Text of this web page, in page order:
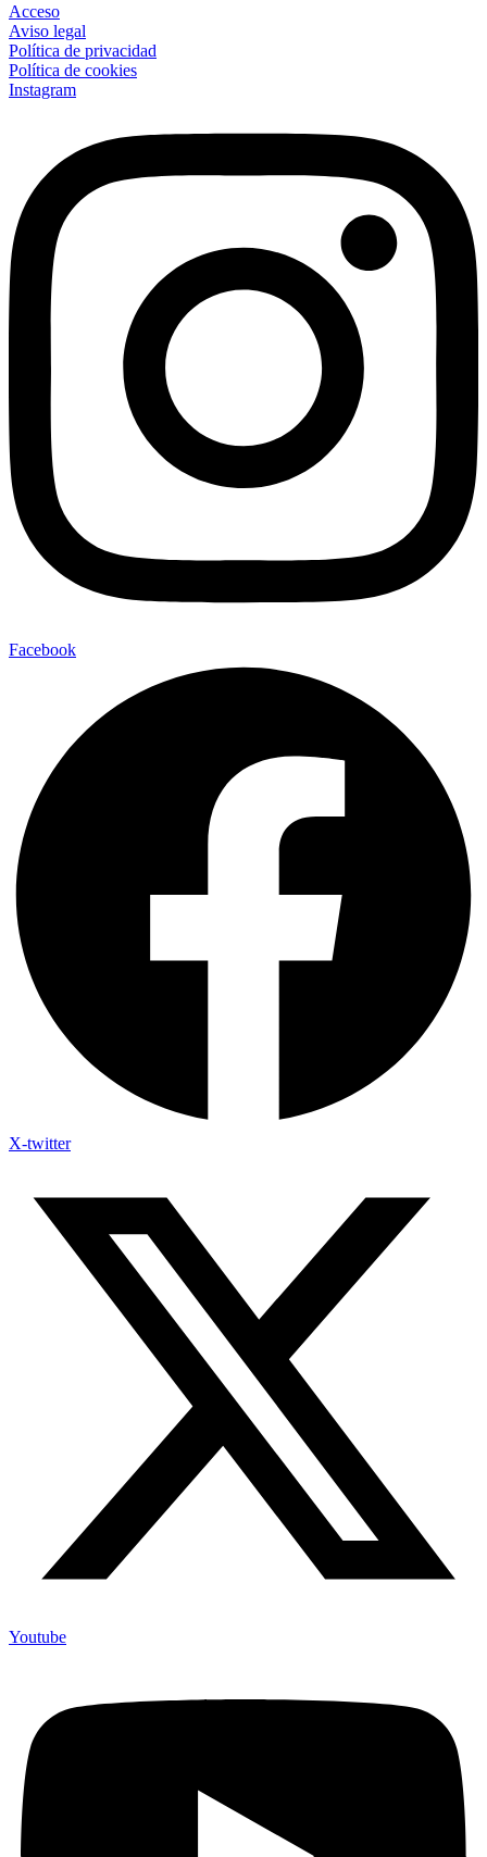
Acceso
Aviso legal
Política de privacidad
Política de cookies
Instagram
Facebook
X-twitter
Youtube